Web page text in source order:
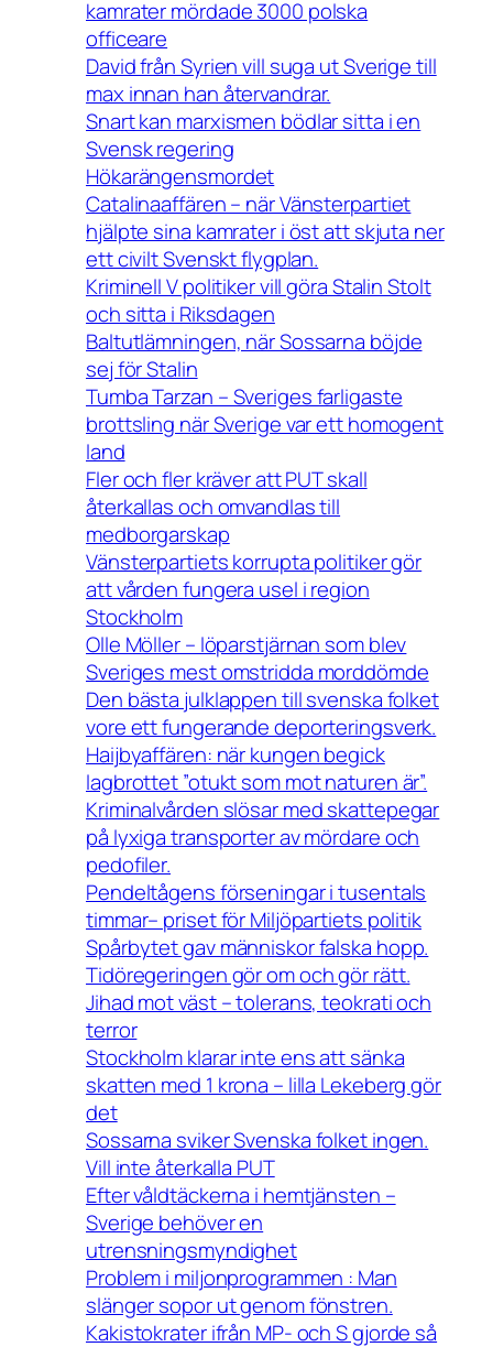
kamrater mördade 3000 polska
officeare
David från Syrien vill suga ut Sverige till
max innan han återvandrar.
Snart kan marxismen bödlar sitta i en
Svensk regering
Hökarängensmordet
Catalinaaffären – när Vänsterpartiet
hjälpte sina kamrater i öst att skjuta ner
ett civilt Svenskt flygplan.
Kriminell V politiker vill göra Stalin Stolt
och sitta i Riksdagen
Baltutlämningen, när Sossarna böjde
sej för Stalin
Tumba Tarzan – Sveriges farligaste
brottsling när Sverige var ett homogent
land
Fler och fler kräver att PUT skall
återkallas och omvandlas till
medborgarskap
Vänsterpartiets korrupta politiker gör
att vården fungera usel i region
Stockholm
Olle Möller – löparstjärnan som blev
Sveriges mest omstridda morddömde
Den bästa julklappen till svenska folket
vore ett fungerande deporteringsverk.
Haijbyaffären: när kungen begick
lagbrottet ”otukt som mot naturen är”.
Kriminalvården slösar med skattepegar
på lyxiga transporter av mördare och
pedofiler.
Pendeltågens förseningar i tusentals
timmar– priset för Miljöpartiets politik
Spårbytet gav människor falska hopp.
Tidöregeringen gör om och gör rätt.
Jihad mot väst – tolerans, teokrati och
terror
Stockholm klarar inte ens att sänka
skatten med 1 krona – lilla Lekeberg gör
det
Sossarna sviker Svenska folket ingen.
Vill inte återkalla PUT
Efter våldtäckerna i hemtjänsten –
Sverige behöver en
utrensningsmyndighet
Problem i miljonprogrammen : Man
slänger sopor ut genom fönstren.
Kakistokrater ifrån MP- och S gjorde så